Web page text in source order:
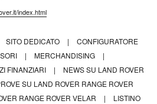
index.html
SITO DEDICATO |
CONFIGURATORE
| MERCHANDISING
|
FINANZIARI |
NEWS SU LAND ROVER
SU LAND ROVER RANGE ROVER
RANGE ROVER VELAR |
LISTINO